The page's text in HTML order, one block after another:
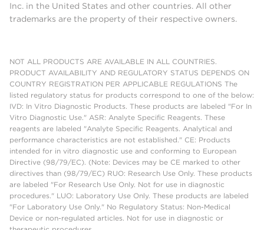
Inc. in the United States and other countries. All other
trademarks are the property of their respective owners.
NOT ALL PRODUCTS ARE AVAILABLE IN ALL COUNTRIES.
PRODUCT AVAILABILITY AND REGULATORY STATUS DEPENDS ON
COUNTRY REGISTRATION PER APPLICABLE REGULATIONS The
listed regulatory status for products correspond to one of the below:
IVD: In Vitro Diagnostic Products. These products are labeled "For In
Vitro Diagnostic Use." ASR: Analyte Specific Reagents. These
reagents are labeled "Analyte Specific Reagents. Analytical and
performance characteristics are not established." CE: Products
intended for in vitro diagnostic use and conforming to European
Directive (98/79/EC). (Note: Devices may be CE marked to other
directives than (98/79/EC) RUO: Research Use Only. These products
are labeled "For Research Use Only. Not for use in diagnostic
procedures." LUO: Laboratory Use Only. These products are labeled
"For Laboratory Use Only." No Regulatory Status: Non-Medical
Device or non-regulated articles. Not for use in diagnostic or